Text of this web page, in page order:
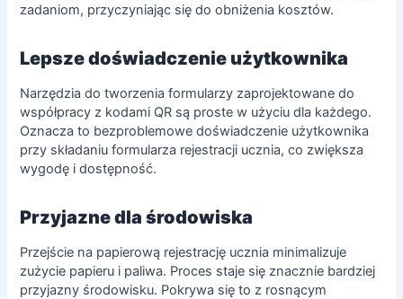
zadaniom, przyczyniając się do obniżenia kosztów.
Lepsze doświadczenie użytkownika
Narzędzia do tworzenia formularzy zaprojektowane do
współpracy z kodami QR są proste w użyciu dla każdego.
Oznacza to bezproblemowe doświadczenie użytkownika
przy składaniu formularza rejestracji ucznia, co zwiększa
wygodę i dostępność.
Przyjazne dla środowiska
Przejście na papierową rejestrację ucznia minimalizuje
zużycie papieru i paliwa. Proces staje się znacznie bardziej
przyjazny środowisku. Pokrywa się to z rosnącym